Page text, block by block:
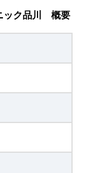
ック品川 概要